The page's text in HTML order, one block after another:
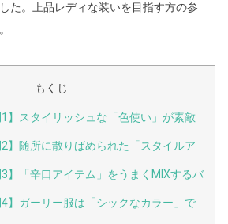
た。上品レディな装いを目指す方の参
もくじ
1】スタイリッシュな「色使い」が素敵
2】随所に散りばめられた「スタイルア
3】「辛口アイテム」をうまくMIXするバ
4】ガーリー服は「シックなカラー」で